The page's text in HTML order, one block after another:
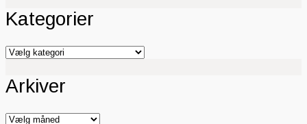
Kategorier
Kategorier
Arkiver
Arkiver